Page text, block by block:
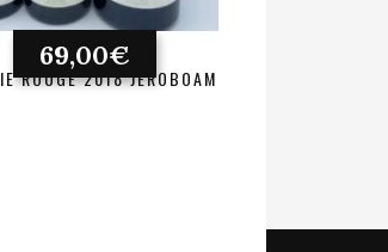
ROUGE 2018 JÉROBOAM
69,00€